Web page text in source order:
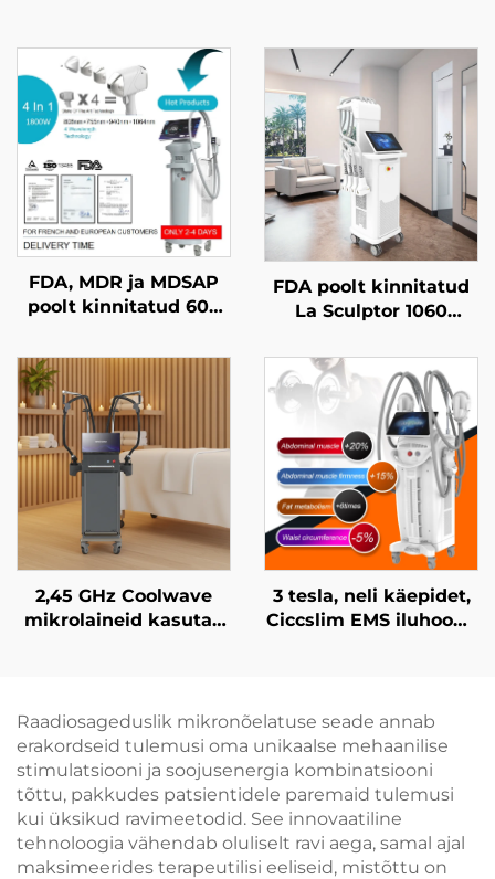
FDA, MDR ja MDSAP
poolt kinnitatud 600
3000 W võimsusega
4-in-1 diodlasermasin
juukse
eemaldamiseks, millel
on asendatavad
kohtad ja
lainepikkused 755 nm,
808 nm, 940 nm ja
1064 nm
FDA poolt kinnitatud
La Sculptor 1060
selluliitdiodelasermasin
(1060 nm) keha
kujundamise ja
õhukestamise masin
2,45 GHz Coolwave
mikrolaineid kasutav
vähendamiseks, nahas
tõmbumise ja
pingutamise ning näo
raadiosagedusel
põhineva
kaalakaotuse ja keha
õhukese tegemisega
3 tesla, neli käepidet,
Ciccslim EMS iluhoone
Raadiosageduslik mikronõelatuse seade annab
erakordseid tulemusi oma unikaalse mehaanilise
stimulatsiooni ja soojusenergia kombinatsiooni
tõttu, pakkudes patsientidele paremaid tulemusi
kui üksikud ravimeetodid. See innovaatiline
tehnoloogia vähendab oluliselt ravi aega, samal ajal
maksimeerides terapeutilisi eeliseid, mistõttu on